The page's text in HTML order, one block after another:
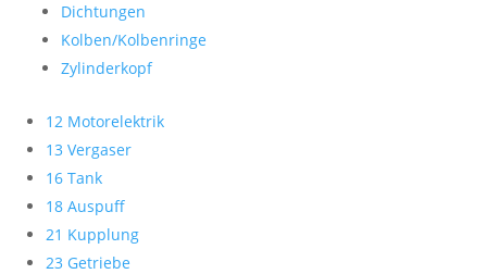
Dichtungen
Kolben/Kolbenringe
Zylinderkopf
12 Motorelektrik
13 Vergaser
16 Tank
18 Auspuff
21 Kupplung
23 Getriebe